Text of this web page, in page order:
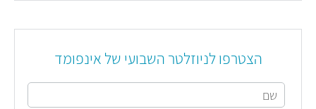
הצטרפו לניוזלטר השבועי של אינפומד